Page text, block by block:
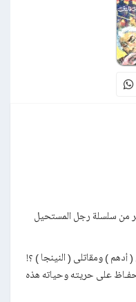
من سلسلة رجل المستحيل
أدهم ) ومقاتلى ( النينجا ) ؟!
على حريته وحياته هذه